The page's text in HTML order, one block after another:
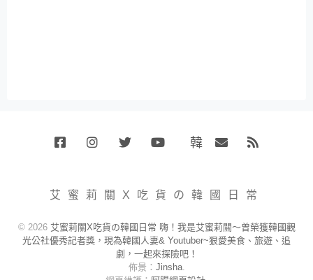
韓
小
賣
艾蜜莉關X吃貨の韓國日常
© 2026 艾蜜莉關X吃貨の韓國日常 嗨！我是艾蜜莉關～曾榮獲韓國觀
光公社優秀記者獎，現為韓國人妻& Youtuber~狠愛美食、旅遊、追
劇，一起來探險吧！
佈景： Jinsha.